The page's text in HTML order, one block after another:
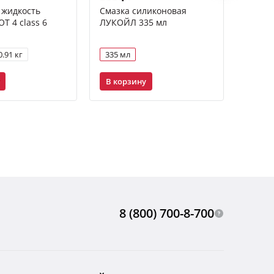
4 class 6
кг
Смазка силиконовая
ЛУКОЙЛ 335 мл
335 мл
В корзину
8 (800) 700-8-700